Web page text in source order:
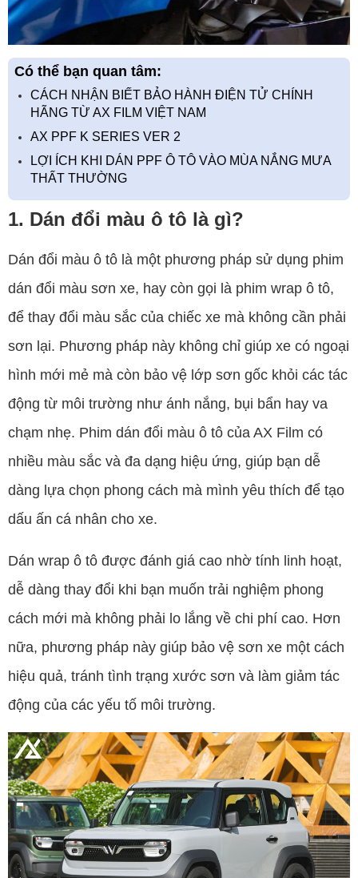
Có thể bạn quan tâm:
CÁCH NHẬN BIẾT BẢO HÀNH ĐIỆN TỬ CHÍNH
HÃNG TỪ AX FILM VIỆT NAM
AX PPF K SERIES VER 2
LỢI ÍCH KHI DÁN PPF Ô TÔ VÀO MÙA NẮNG MƯA
THẤT THƯỜNG
1. Dán đổi màu ô tô là gì?
Dán đổi màu ô tô là một phương pháp sử dụng phim
dán đổi màu sơn xe, hay còn gọi là phim wrap ô tô,
để thay đổi màu sắc của chiếc xe mà không cần phải
sơn lại. Phương pháp này không chỉ giúp xe có ngoại
hình mới mẻ mà còn bảo vệ lớp sơn gốc khỏi các tác
động từ môi trường như ánh nắng, bụi bẩn hay va
chạm nhẹ. Phim dán đổi màu ô tô của AX Film có
nhiều màu sắc và đa dạng hiệu ứng, giúp bạn dễ
dàng lựa chọn phong cách mà mình yêu thích để tạo
dấu ấn cá nhân cho xe.
Dán wrap ô tô được đánh giá cao nhờ tính linh hoạt,
dễ dàng thay đổi khi bạn muốn trải nghiệm phong
cách mới mà không phải lo lắng về chi phí cao. Hơn
nữa, phương pháp này giúp bảo vệ sơn xe một cách
hiệu quả, tránh tình trạng xước sơn và làm giảm tác
động của các yếu tố môi trường.